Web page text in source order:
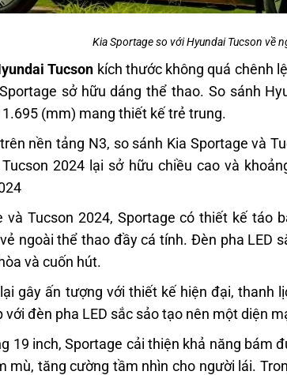
Kia Sportage so với Hyundai Tucson về
Tucson kích thước không quá chênh
sở hữu dáng thể thao. So sánh
(mm) mang thiết kế trẻ trung.
nền tảng N3, so sánh Kia Sportage và
2024 lại sở hữu chiều cao và
và Tucson 2024, Sportage có thiết kế táo
ngoài thể thao đầy cá tính. Đèn pha LED
và cuốn hút.
gây ấn tượng với thiết kế hiện đại, thanh
với đèn pha LED sắc sảo tạo nên một diện
19 inch, Sportage cải thiện khả năng bám
mù, tăng cường tầm nhìn cho người lái.